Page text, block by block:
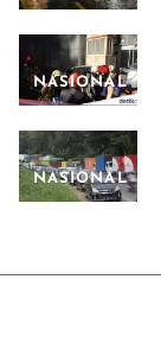
NASIONAL
NASIONAL